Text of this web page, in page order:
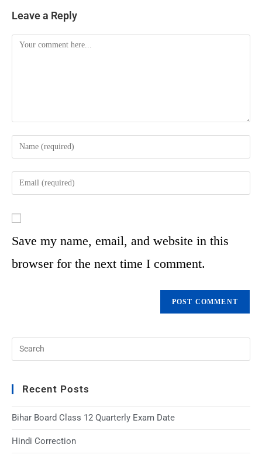
Leave a Reply
Save my name, email, and website in this
browser for the next time I comment.
Recent Posts
Bihar Board Class 12 Quarterly Exam Date
Hindi Correction